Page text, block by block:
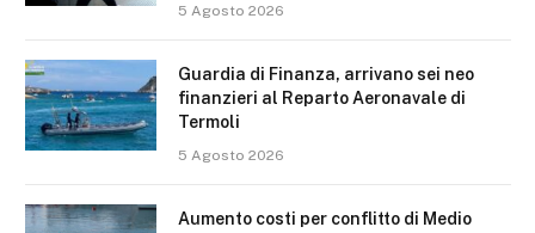
5 Agosto 2026
Guardia di Finanza, arrivano sei neo
finanzieri al Reparto Aeronavale di
Termoli
5 Agosto 2026
Aumento costi per conflitto di Medio